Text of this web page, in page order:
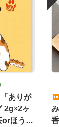
ありが
2g×2ヶ
orほうじ